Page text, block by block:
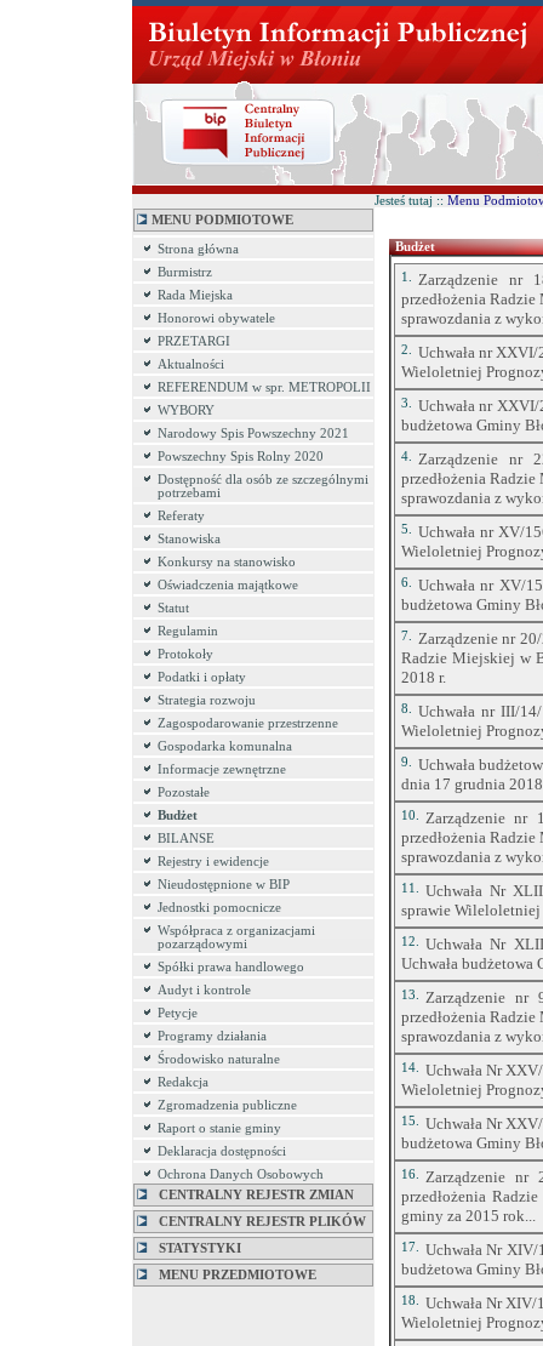
MENU PODMIOTOWE
Strona główna
Burmistrz
Rada Miejska
Honorowi obywatele
PRZETARGI
Aktualności
REFERENDUM w spr. METROPOLII
WYBORY
Narodowy Spis Powszechny 2021
Powszechny Spis Rolny 2020
Dostępność dla osób ze szczególnymi
potrzebami
Referaty
Stanowiska
Konkursy na stanowisko
Oświadczenia majątkowe
Statut
Regulamin
Protokoły
Podatki i opłaty
Strategia rozwoju
Zagospodarowanie przestrzenne
Gospodarka komunalna
Informacje zewnętrzne
Pozostałe
Budżet
BILANSE
Rejestry i ewidencje
Nieudostępnione w BIP
Jednostki pomocnicze
Współpraca z organizacjami
pozarządowymi
Spółki prawa handlowego
Audyt i kontrole
Petycje
Programy działania
Środowisko naturalne
Redakcja
Zgromadzenia publiczne
Raport o stanie gminy
Deklaracja dostępności
Ochrona Danych Osobowych
CENTRALNY REJESTR ZMIAN
CENTRALNY REJESTR PLIKÓW
STATYSTYKI
MENU PRZEDMIOTOWE
Jesteś tutaj :: Menu
Budżet
1.
Zarządzenie nr
przedłożenia
sprawozdania z
2.
Uchwała nr
Wieloletniej
3.
Uchwała nr
budżetowa Gminy
4.
Zarządzenie nr
przedłożenia
sprawozdania z
5.
Uchwała nr XV/
Wieloletniej
6.
Uchwała nr XV/
budżetowa Gminy
7.
Zarządzenie nr
Radzie Miejskiej w
2018 r.
8.
Uchwała nr III/
Wieloletniej
9.
Uchwała
dnia 17 grudnia 2018
10.
Zarządzenie nr
przedłożenia
sprawozdania z
11.
Uchwała Nr
sprawie Wileloletniej
12.
Uchwała Nr
Uchwała budżetowa
13.
Zarządzenie nr
przedłożenia
sprawozdania z
14.
Uchwała Nr
Wieloletniej
15.
Uchwała Nr
budżetowa Gminy
16.
Zarządzenie nr
przedłożenia
gminy za 2015 rok...
17.
Uchwała Nr
budżetowa Gminy
18.
Uchwała Nr
Wieloletniej